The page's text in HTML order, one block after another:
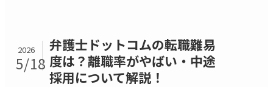
2026
5/18
弁護士ドットコムの転職難易
度は？離職率がやばい・中途
採用について解説！